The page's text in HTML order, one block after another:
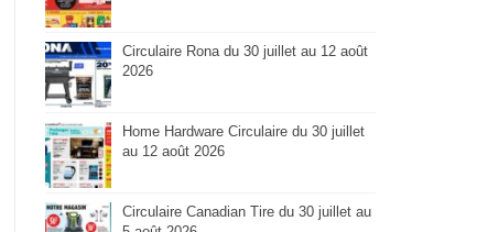
Circulaire Rona du 30 juillet au 12 août
2026
Home Hardware Circulaire du 30 juillet
au 12 août 2026
Circulaire Canadian Tire du 30 juillet au